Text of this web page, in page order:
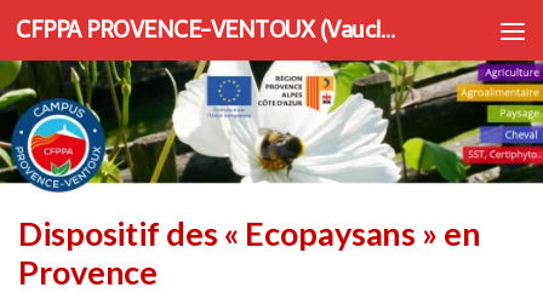
Au dessous du contenu CFPPA PROVENCE-VENTOUX (Vaucluse) | Apprentissage et Formation continue
Dispositif des « Ecopaysans » en
Provence